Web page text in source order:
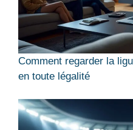
Comment regarder la
en toute légalité